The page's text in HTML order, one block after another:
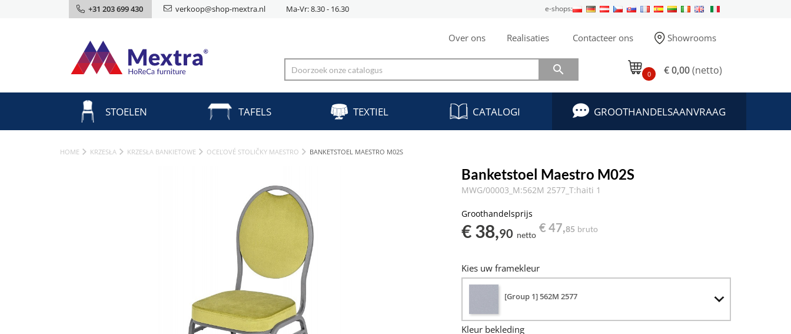
+31 203 699 430 verkoop@shop-mextra.nl Ma-Vr: 8.30 - 16.30 e-shops:
Over ons Realisaties Contacteer ons Showrooms
 0 € 0,00(netto)
STOELEN TAFELS TEXTIEL CATALOGI GROOTHANDELSAANVRAAG
HOME KRZESŁA KRZESŁA BANKIETOWE OCEĽOVÉ STOLIČKY MAESTRO BANKETSTOEL MAESTRO M02S
Banketstoel Maestro M02S
MWG/00003_M:562M 2577_T:haiti 1
Groothandelsprijs
€ 38,90 netto
€ 47,85 bruto
Kies uw framekleur
[Group 1] 562M 2577
Kleur bekleding